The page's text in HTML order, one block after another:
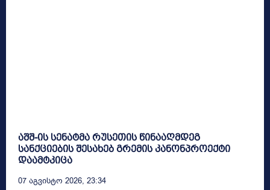
აშშ-ის სენატმა რუსეთის წინააღმდეგ
სანქციების შესახებ გრემის კანონპროექტი
დაამტკიცა
07 Აგვისტო 2026, 23:34